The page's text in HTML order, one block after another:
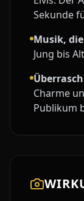
Sekunde
Musik,
Jung bis
Charme
Publikum